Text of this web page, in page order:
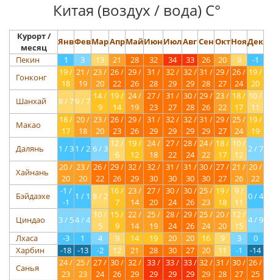
Китая (воздух / вода) С°
Курорт /
месяц
ЯнвФевМарАпрМайИюнИюлАвгСенОктНояДек
Пекин
1 3 13 21 28 32 34 33 26 20 9
-1
Гонконг
19 /
18
21 /
19
23 /
20
26 /
22
29 /
26
31 /
28
32 /
29
32 /
29
31 /
28
29 /
27
26 /
24
19 /
20
Шанхай
8 / 79 / 7 14 /
9
19 /
14
24 /
19
27 /
23
31 /
27
30 /
28
29 /
26
23 /
22
18 /
17
10 /
11
Макао
18 /
17
20 /
18
23 /
20
26 /
23
29 /
26
31 /
29
32 /
29
32 /
29
31 /
29
29 /
27
25 /
24
19 /
19
Далянь
1 / 31 / 2 6 / 3 12 /
6
19 /
12
24 /
18
27 /
22
28 /
24
24 /
22
18 /
17
10 /
12
2 / 7
Хайнань
20 /
20
23 /
20
26 /
22
29 /
26
32 /
29
32 /
30
31 /
30
31 /
30
30 /
30
27 /
27
21 /
26
20 /
22
Бэйдаэхе
-1 /
-1
1 / 1 8 / 2 16 /
7
23 /
14
27 /
20
30 /
24
30 /
26
25 /
23
19 /
18
9 /
11
0 / 4
Циндао 3 / 54 / 4 10 /
5
15 /
9
22 /
14
25 /
19
28 /
24
29 /
26
25 /
24
20 /
20
12 /
15
4 / 9
Лхаса
-3 1 4 9 14 19 20 20 16 9 3
0
Харбин
-18 -13 -2 12 21 28 30 27 20 11 -1
-14
Санья
24 /
23
25 /
23
27 /
24
30 /
26
32 /
29
33 /
29
33 /
29
33 /
29
32 /
29
31 /
28
30 /
27
26 /
25